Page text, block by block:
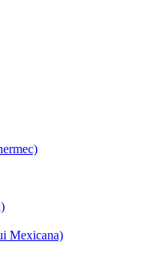
Mexicana)